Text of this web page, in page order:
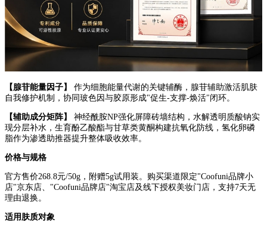
【腺苷能量因子】
作为细胞能量代谢的关键辅酶，腺苷辅助激活肌肤
自我修护机制，协同玻色因与胶原形成"促生-支撑-焕活"闭环。
【辅助成分矩阵】
神经酰胺NP强化屏障砖墙结构，水解透明质酸钠实
现分层补水，生育酚乙酸酯与甘草类黄酮构建抗氧化防线，氢化卵磷
脂作为渗透助推器提升整体吸收效率。
价格与规格
官方售价268.8元/50g，附赠5g试用装。购买渠道限定"Coofuni品牌小
店"京东店、"Coofuni品牌店"淘宝店及线下授权美妆门店，支持7天无
理由退换。
适用肤质对象